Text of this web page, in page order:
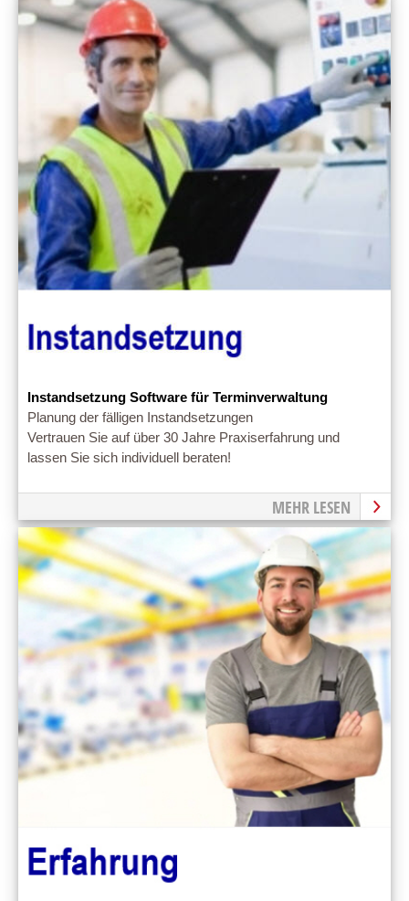
Instandsetzung Software für Terminverwaltung
Planung der fälligen Instandsetzungen
Vertrauen Sie auf über 30 Jahre Praxiserfahrung und
lassen Sie sich individuell beraten!
MEHR LESEN